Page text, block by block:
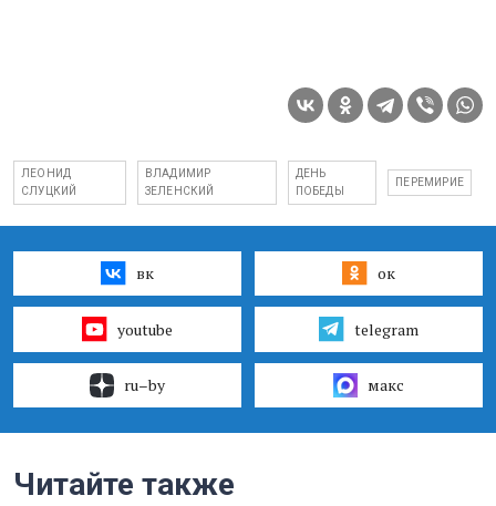
ЛЕОНИД
СЛУЦКИЙ
ВЛАДИМИР
ЗЕЛЕНСКИЙ
ДЕНЬ
ПОБЕДЫ
ПЕРЕМИРИЕ
вк ок
youtube telegram
ru–by макс
Читайте также